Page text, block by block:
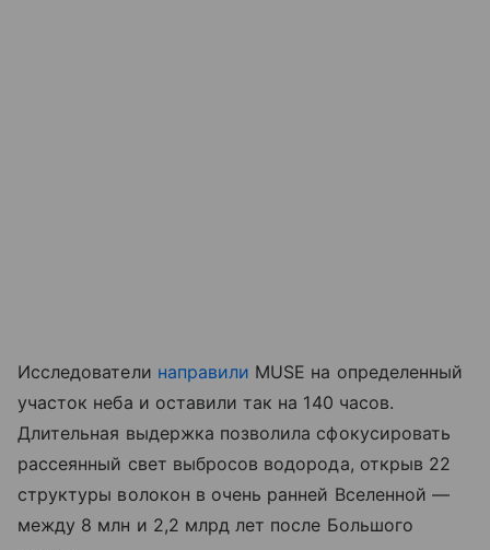
Исследователи направили MUSE на определенный
участок неба и оставили так на 140 часов.
Длительная выдержка позволила сфокусировать
рассеянный свет выбросов водорода, открыв 22
структуры волокон в очень ранней Вселенной —
между 8 млн и 2,2 млрд лет после Большого